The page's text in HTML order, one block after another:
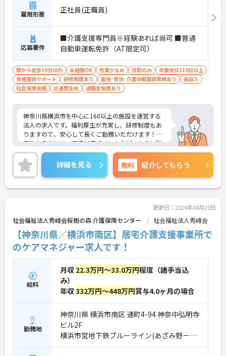
雇用形態 正社員(正職員)
応募要件
■介護支援専門員※経験あれば尚可 ■普通
自動車運転免許（AT限定可）
駅から徒歩10分以内 未経験OK 残業少なめ 日勤のみ
年間休日110日以上
資格取得サポート
研修制度あり 産休･育休･介護休暇取得実績あり
高収入
社会保険完備
交通費支給 退職金制度あり
神奈川県横浜市を中心に160以上の施設を運営する
法人の求人です。福利厚生が充実し、研修制度もあ
りますので、安心して長くご勤務いただけます！ご
興味ある方には、面接対策ポイントなど、さらに詳
細をお話しいたしますのでお気軽にご相談くださ
い！
詳細を見る 無料 紹介してもらう
更新日：2026年04月20日
社会福祉法人秀峰会桜樹の森 介護保険センター 社会福祉法人秀峰会
【神奈川県／横浜市南区】居宅介護支援事業所で
のケアマネジャー求人です！
給料
月収 22.3万円～33.0万円程度（諸手当込
み）
年収332万円～448万円賞与4.0ヶ月の場合
勤務地
神奈川県 横浜市南区 通町4-94 神奈中弘明寺
ビル2F
横浜市営地下鉄ブルーライン(あざみ野－湘
南台)「弘明寺(横浜市営)駅」徒歩2分